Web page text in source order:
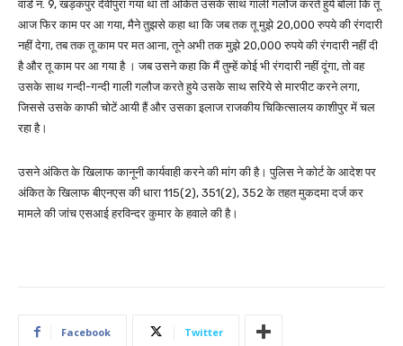
वार्ड नं. 9, खड़कपुर देवीपुरा गया था तो अंकित उसके साथ गाली गलौज करते हुये बोला कि तू
आज फिर काम पर आ गया, मैने तुझसे कहा था कि जब तक तू मुझे 20,000 रुपये की रंगदारी
नहीं देगा, तब तक तू काम पर मत आना, तूने अभी तक मुझे 20,000 रुपये की रंगदारी नहीं दी
है और तू काम पर आ गया है । जब उसने कहा कि मैं तुम्हें कोई भी रंगदारी नहीं दूंगा, तो वह
उसके साथ गन्दी-गन्दी गाली गलौज करते हुये उसके साथ सरिये से मारपीट करने लगा,
जिससे उसके काफी चोटें आयी हैं और उसका इलाज राजकीय चिकित्सालय काशीपुर में चल
रहा है।
उसने अंकित के खिलाफ कानूनी कार्यवाही करने की मांग की है। पुलिस ने कोर्ट के आदेश पर
अंकित के खिलाफ बीएनएस की धारा 115(2), 351(2), 352 के तहत मुकदमा दर्ज कर
मामले की जांच एसआई हरविन्दर कुमार के हवाले की है।
Facebook Twitter